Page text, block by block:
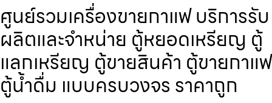
ศูนย์รวมเครื่องขายกาแฟ บริการรับ
ผลิตและจำหน่าย ตู้หยอดเหรียญ ตู้
แลกเหรียญ ตู้ขายสินค้า ตู้ขายกาแฟ
ตู้น้ำดื่ม แบบครบวงจร ราคาถูก